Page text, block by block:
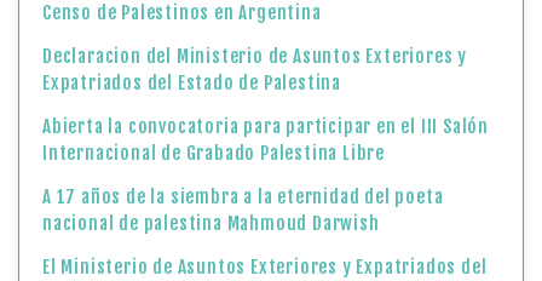
Censo de Palestinos en Argentina
Declaracion del Ministerio de Asuntos Exteriores y
Expatriados del Estado de Palestina
Abierta la convocatoria para participar en el III Salón
Internacional de Grabado Palestina Libre
A 17 años de la siembra a la eternidad del poeta
nacional de palestina Mahmoud Darwish
El Ministerio de Asuntos Exteriores y Expatriados del